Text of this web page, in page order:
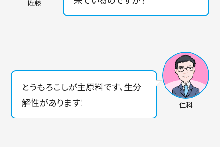
佐藤
とうもろこしが主原料です、生分
解性があります！
仁科